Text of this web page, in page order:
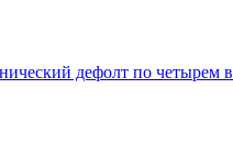
дефолт по четырем